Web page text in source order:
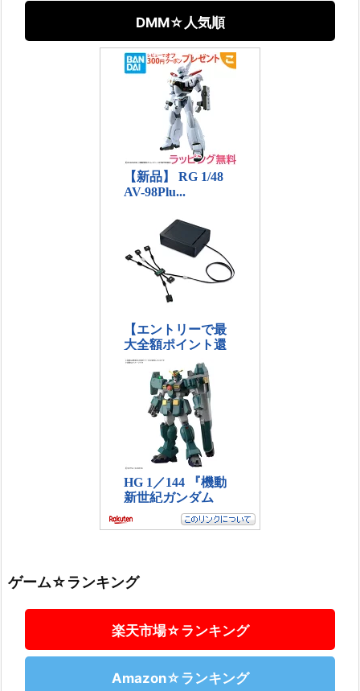
DMM☆人気順
ゲーム☆ランキング
楽天市場☆ランキング
Amazon☆ランキング